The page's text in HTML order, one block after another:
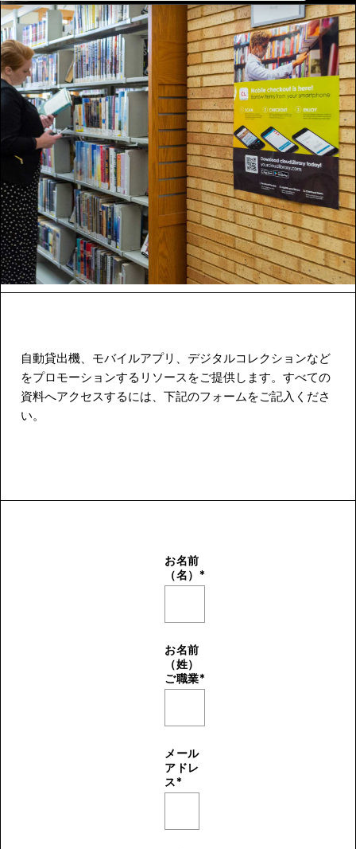
自動貸出機、モバイルアプリ、デジタルコレクションなど
をプロモーションするリソースをご提供します。すべての
資料へアクセスするには、下記のフォームをご記入くださ
い。
お名前
（名） *
お名前
（姓）
ご職業*
メール
アドレ
ス*